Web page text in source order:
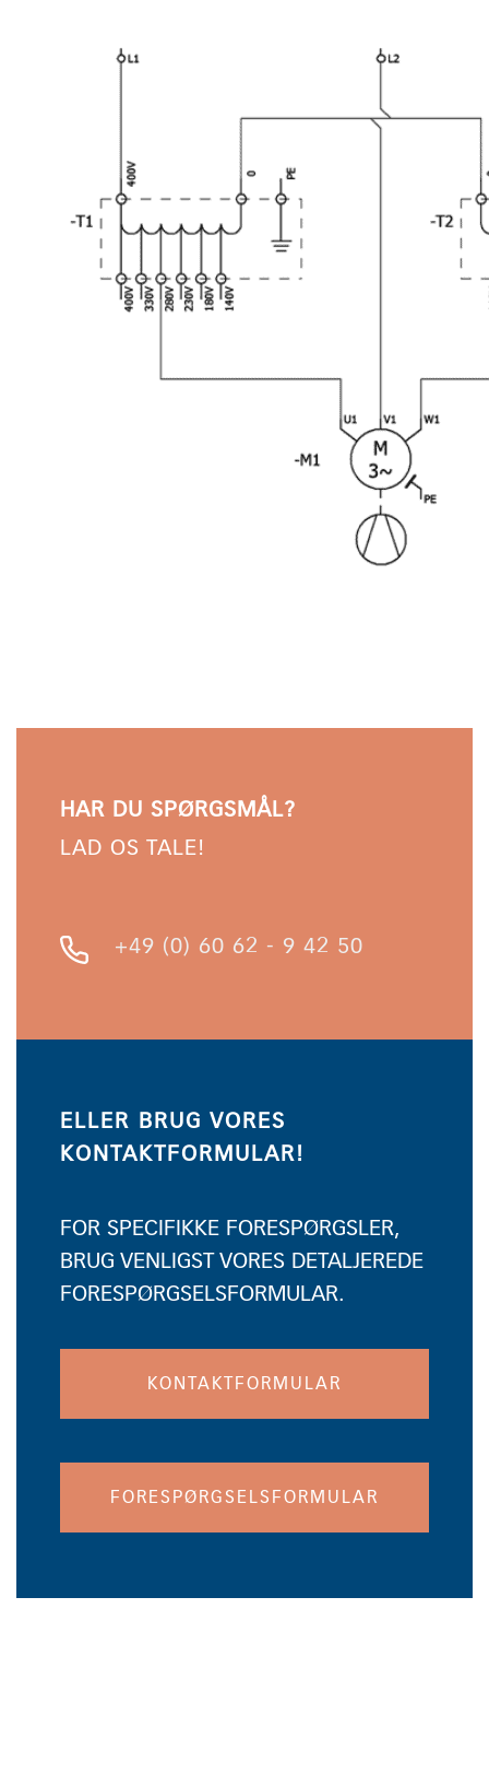
HAR DU SPØRGSMÅL?
LAD OS TALE!
+49 (0) 60 62 - 9 42 50
ELLER BRUG VORES
KONTAKTFORMULAR!
FOR SPECIFIKKE FORESPØRGSLER,
BRUG VENLIGST VORES DETALJEREDE
FORESPØRGSELSFORMULAR.
KONTAKTFORMULAR
FORESPØRGSELSFORMULAR